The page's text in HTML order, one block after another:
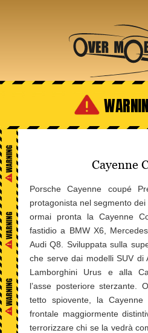
Cayenne
Porsche Cayenne coupé
protagonista nel segmento
ormai pronta la Cayenne
fastidio a BMW X6,
Audi Q8. Sviluppata sulla
che serve dai modelli SUV di
Lamborghini Urus e alla
l’asse posteriore sterzante.
tetto spiovente, la
frontale maggiormente
terrorizzare chi se la vedrà